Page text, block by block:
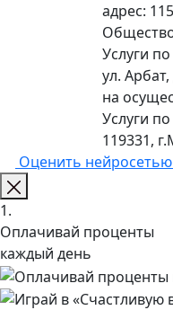
адрес:
Услуги
ул.
на
Услуги
119331,
Оценить нейросетью
1.
Оплачивай проценты
каждый день